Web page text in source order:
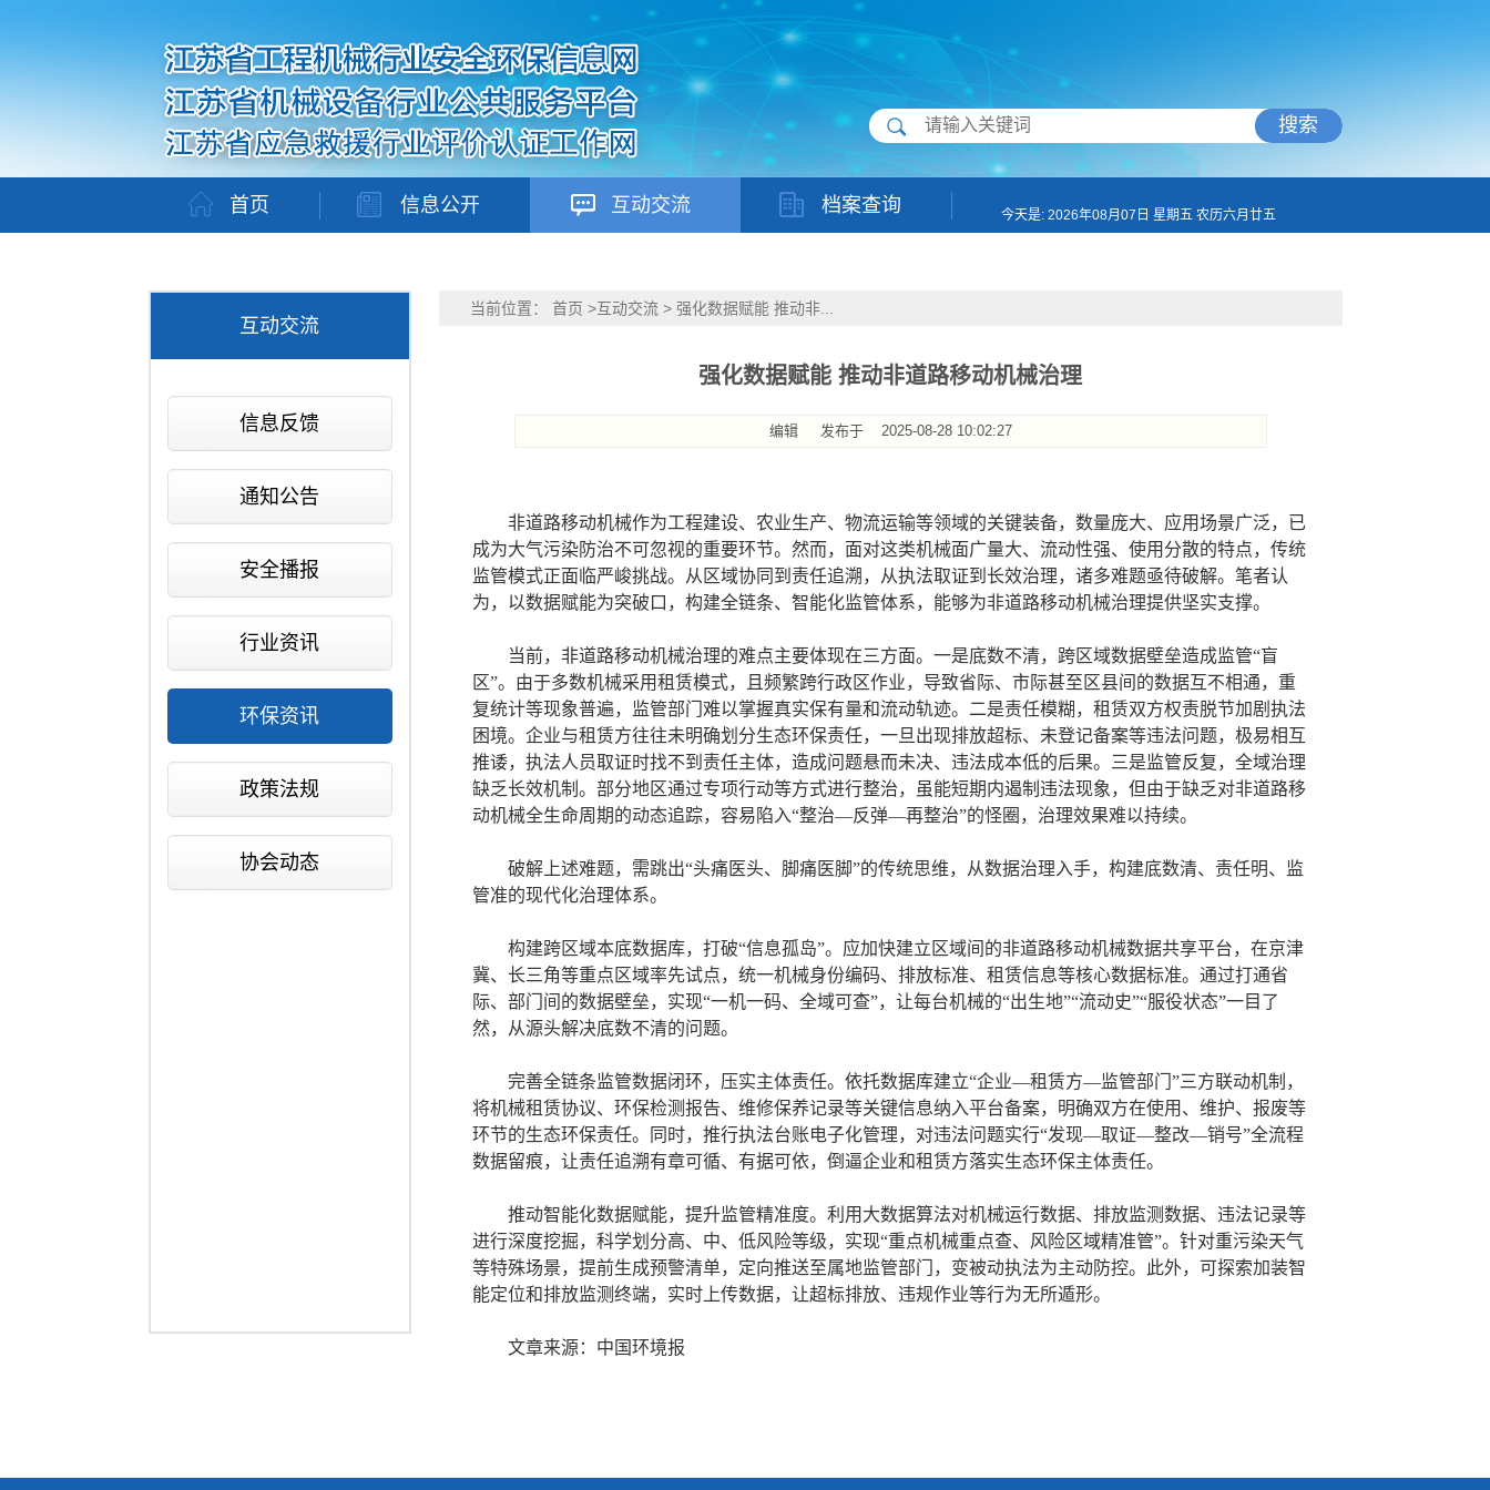
搜索
首页 信息公开 互动交流 档案查询 今天是: 2026年08月07日 星期五 农历六月廿五
互动交流
信息反馈
通知公告
安全播报
行业资讯
环保资讯
政策法规
协会动态
当前位置： 首页 >互动交流> 强化数据赋能 推动非...
强化数据赋能 推动非道路移动机械治理
编辑发布于 2025-08-28 10:02:27
非道路移动机械作为工程建设、农业生产、物流运输等领域的关键装备，数量庞大、应用场景广泛，已
成为大气污染防治不可忽视的重要环节。然而，面对这类机械面广量大、流动性强、使用分散的特点，传统
监管模式正面临严峻挑战。从区域协同到责任追溯，从执法取证到长效治理，诸多难题亟待破解。笔者认
为，以数据赋能为突破口，构建全链条、智能化监管体系，能够为非道路移动机械治理提供坚实支撑。
当前，非道路移动机械治理的难点主要体现在三方面。一是底数不清，跨区域数据壁垒造成监管“盲
区”。由于多数机械采用租赁模式，且频繁跨行政区作业，导致省际、市际甚至区县间的数据互不相通，重
复统计等现象普遍，监管部门难以掌握真实保有量和流动轨迹。二是责任模糊，租赁双方权责脱节加剧执法
困境。企业与租赁方往往未明确划分生态环保责任，一旦出现排放超标、未登记备案等违法问题，极易相互
推诿，执法人员取证时找不到责任主体，造成问题悬而未决、违法成本低的后果。三是监管反复，全域治理
缺乏长效机制。部分地区通过专项行动等方式进行整治，虽能短期内遏制违法现象，但由于缺乏对非道路移
动机械全生命周期的动态追踪，容易陷入“整治—反弹—再整治”的怪圈，治理效果难以持续。
破解上述难题，需跳出“头痛医头、脚痛医脚”的传统思维，从数据治理入手，构建底数清、责任明、监
管准的现代化治理体系。
构建跨区域本底数据库，打破“信息孤岛”。应加快建立区域间的非道路移动机械数据共享平台，在京津
冀、长三角等重点区域率先试点，统一机械身份编码、排放标准、租赁信息等核心数据标准。通过打通省
际、部门间的数据壁垒，实现“一机一码、全域可查”，让每台机械的“出生地”“流动史”“服役状态”一目了
然，从源头解决底数不清的问题。
完善全链条监管数据闭环，压实主体责任。依托数据库建立“企业—租赁方—监管部门”三方联动机制，
将机械租赁协议、环保检测报告、维修保养记录等关键信息纳入平台备案，明确双方在使用、维护、报废等
环节的生态环保责任。同时，推行执法台账电子化管理，对违法问题实行“发现—取证—整改—销号”全流程
数据留痕，让责任追溯有章可循、有据可依，倒逼企业和租赁方落实生态环保主体责任。
推动智能化数据赋能，提升监管精准度。利用大数据算法对机械运行数据、排放监测数据、违法记录等
进行深度挖掘，科学划分高、中、低风险等级，实现“重点机械重点查、风险区域精准管”。针对重污染天气
等特殊场景，提前生成预警清单，定向推送至属地监管部门，变被动执法为主动防控。此外，可探索加装智
能定位和排放监测终端，实时上传数据，让超标排放、违规作业等行为无所遁形。
文章来源：中国环境报